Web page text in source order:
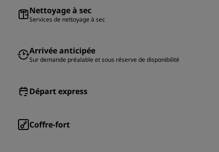
Nettoyage à sec
Services de nettoyage à sec
Arrivée anticipée
Sur demande préalable et sous réserve de disponibilité
Départ express
Coffre-fort